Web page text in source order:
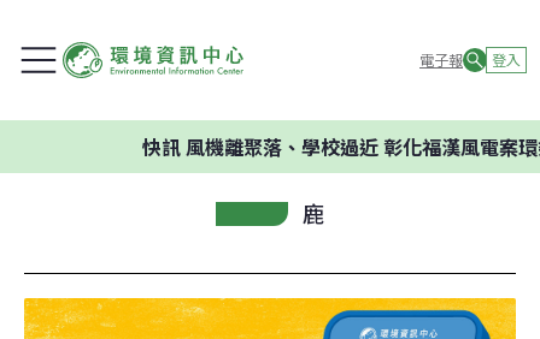
電子報 登入
快訊風機離聚落、學校過近 彰化福漢風電案環委
鹿